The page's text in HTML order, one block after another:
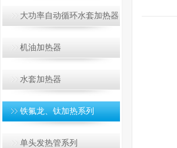
大功率自动循环水套加热器
机油加热器
水套加热器
铁氟龙、钛加热系列
单头发热管系列